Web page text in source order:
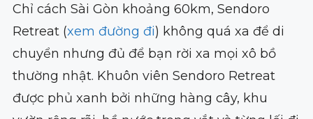
Chỉ cách Sài Gòn khoảng 60km, Sendoro
Retreat (xem đường đi) không quá xa để di
chuyển nhưng đủ để bạn rời xa mọi xô bồ
thường nhật. Khuôn viên Sendoro Retreat
được phủ xanh bởi những hàng cây, khu